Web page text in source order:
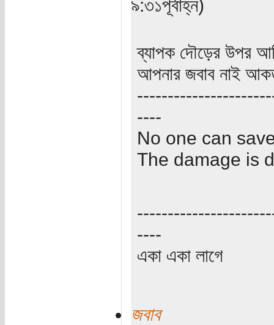
৯:৩১পূর্বাহ্ন)
ব্যাপক দৌড়ের উপর
আপনার জবাব নাই
----
No one can
The damage is
----
একা একা লাগে
জবাব